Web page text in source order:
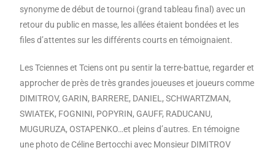
synonyme de début de tournoi (grand tableau final) avec un
retour du public en masse, les allées étaient bondées et les
files d’attentes sur les différents courts en témoignaient.
Les Tciennes et Tciens ont pu sentir la terre-battue, regarder et
approcher de près de très grandes joueuses et joueurs comme
DIMITROV, GARIN, BARRERE, DANIEL, SCHWARTZMAN,
SWIATEK, FOGNINI, POPYRIN, GAUFF, RADUCANU,
MUGURUZA, OSTAPENKO…et pleins d’autres. En témoigne
une photo de Céline Bertocchi avec Monsieur DIMITROV